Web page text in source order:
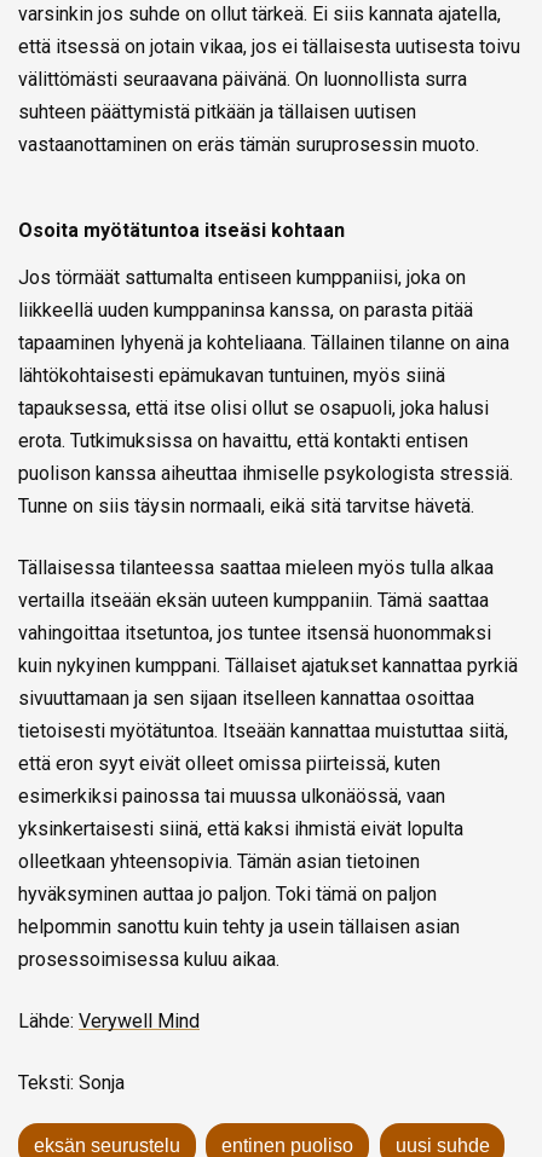
varsinkin jos suhde on ollut tärkeä. Ei siis kannata ajatella,
että itsessä on jotain vikaa, jos ei tällaisesta uutisesta toivu
välittömästi seuraavana päivänä. On luonnollista surra
suhteen päättymistä pitkään ja tällaisen uutisen
vastaanottaminen on eräs tämän suruprosessin muoto.
Osoita myötätuntoa itseäsi kohtaan
Jos törmäät sattumalta entiseen kumppaniisi, joka on
liikkeellä uuden kumppaninsa kanssa, on parasta pitää
tapaaminen lyhyenä ja kohteliaana. Tällainen tilanne on aina
lähtökohtaisesti epämukavan tuntuinen, myös siinä
tapauksessa, että itse olisi ollut se osapuoli, joka halusi
erota. Tutkimuksissa on havaittu, että kontakti entisen
puolison kanssa aiheuttaa ihmiselle psykologista stressiä.
Tunne on siis täysin normaali, eikä sitä tarvitse hävetä.
Tällaisessa tilanteessa saattaa mieleen myös tulla alkaa
vertailla itseään eksän uuteen kumppaniin. Tämä saattaa
vahingoittaa itsetuntoa, jos tuntee itsensä huonommaksi
kuin nykyinen kumppani. Tällaiset ajatukset kannattaa pyrkiä
sivuuttamaan ja sen sijaan itselleen kannattaa osoittaa
tietoisesti myötätuntoa. Itseään kannattaa muistuttaa siitä,
että eron syyt eivät olleet omissa piirteissä, kuten
esimerkiksi painossa tai muussa ulkonäössä, vaan
yksinkertaisesti siinä, että kaksi ihmistä eivät lopulta
olleetkaan yhteensopivia. Tämän asian tietoinen
hyväksyminen auttaa jo paljon. Toki tämä on paljon
helpommin sanottu kuin tehty ja usein tällaisen asian
prosessoimisessa kuluu aikaa.
Lähde: Verywell Mind
Teksti: Sonja
eksän seurustelu entinen puoliso uusi suhde